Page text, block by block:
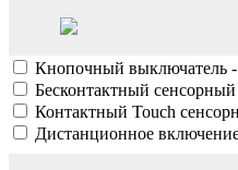
Кнопочный выключатель -
Бесконтактный
Контактный Touch
Дистанционное